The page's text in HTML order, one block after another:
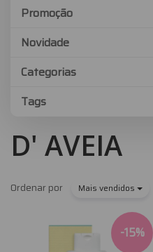
Promoção
Novidade
Categorias
Tags
D' AVEIA
Ordenar por Mais vendidos
-15%